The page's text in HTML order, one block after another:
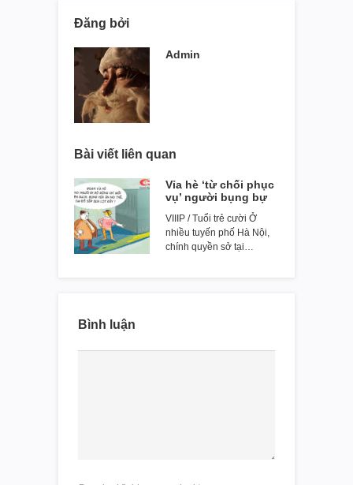
Đăng bởi
Admin
Bài viết liên quan
Vỉa hè ‘từ chối phục
vụ’ người bụng bự
VIIIP / Tuổi trẻ cười Ở
nhiều tuyến phố Hà Nội,
chính quyền sở tại…
Bình luận